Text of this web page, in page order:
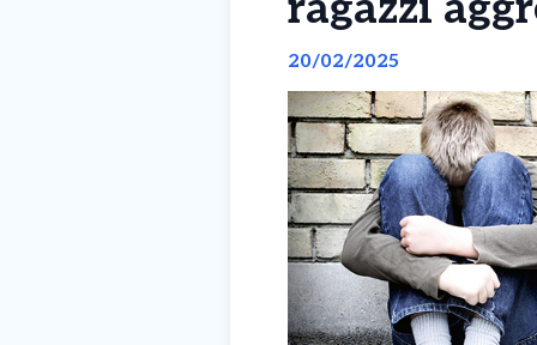
20/02/2025